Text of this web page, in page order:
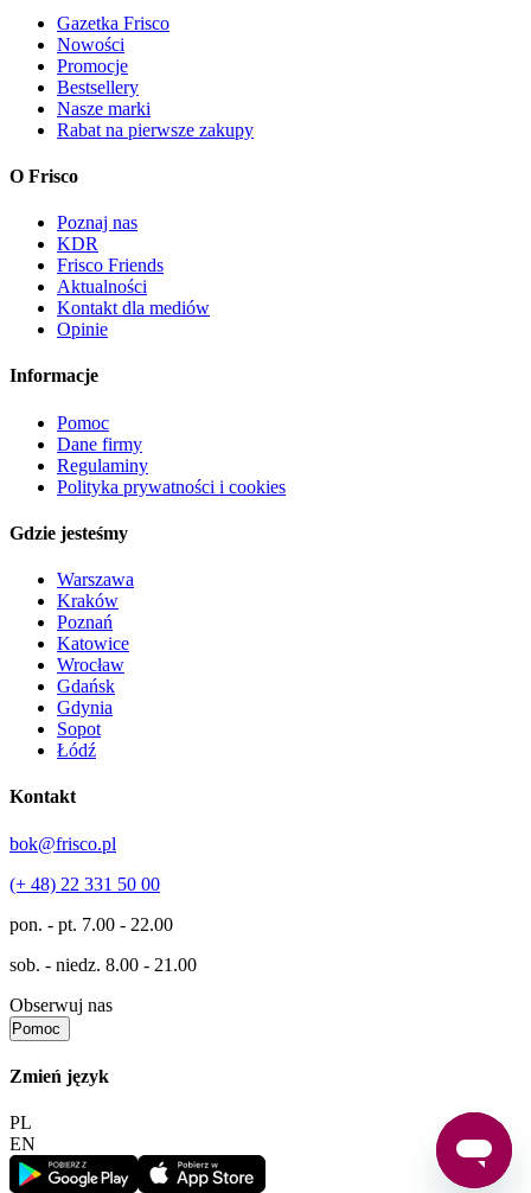
Gazetka Frisco
Nowości
Promocje
Bestsellery
Nasze marki
Rabat na pierwsze zakupy
O Frisco
Poznaj nas
KDR
Frisco Friends
Aktualności
Kontakt dla mediów
Opinie
Informacje
Pomoc
Dane firmy
Regulaminy
Polityka prywatności i cookies
Gdzie jesteśmy
Warszawa
Kraków
Poznań
Katowice
Wrocław
Gdańsk
Gdynia
Sopot
Łódź
Kontakt
bok@frisco.pl
(+ 48) 22 331 50 00
pon. - pt. 7.00 - 22.00
sob. - niedz. 8.00 - 21.00
Obserwuj nas
Pomoc
Zmień język
PL
EN